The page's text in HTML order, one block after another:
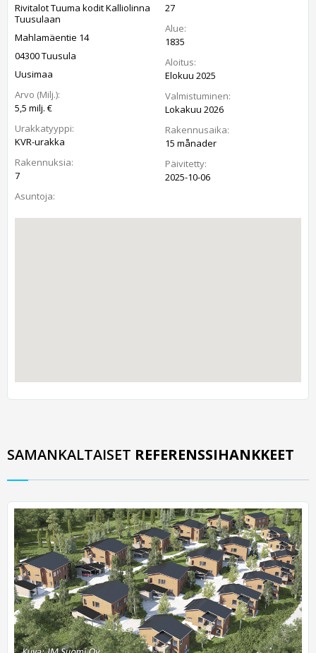
Rivitalot Tuuma kodit Kalliolinna
Tuusulaan
Mahlamäentie 14
04300 Tuusula
Uusimaa
Arvo (Milj.):
5,5 milj. €
Urakkatyyppi:
KVR-urakka
Rakennuksia:
7
Asuntoja:
27
Alue:
1835
Aloitus:
Elokuu 2025
Valmistuminen:
Lokakuu 2026
Rakennusaika:
15 månader
Päivitetty:
2025-10-06
SAMANKALTAISET REFERENSSIHANKKEET